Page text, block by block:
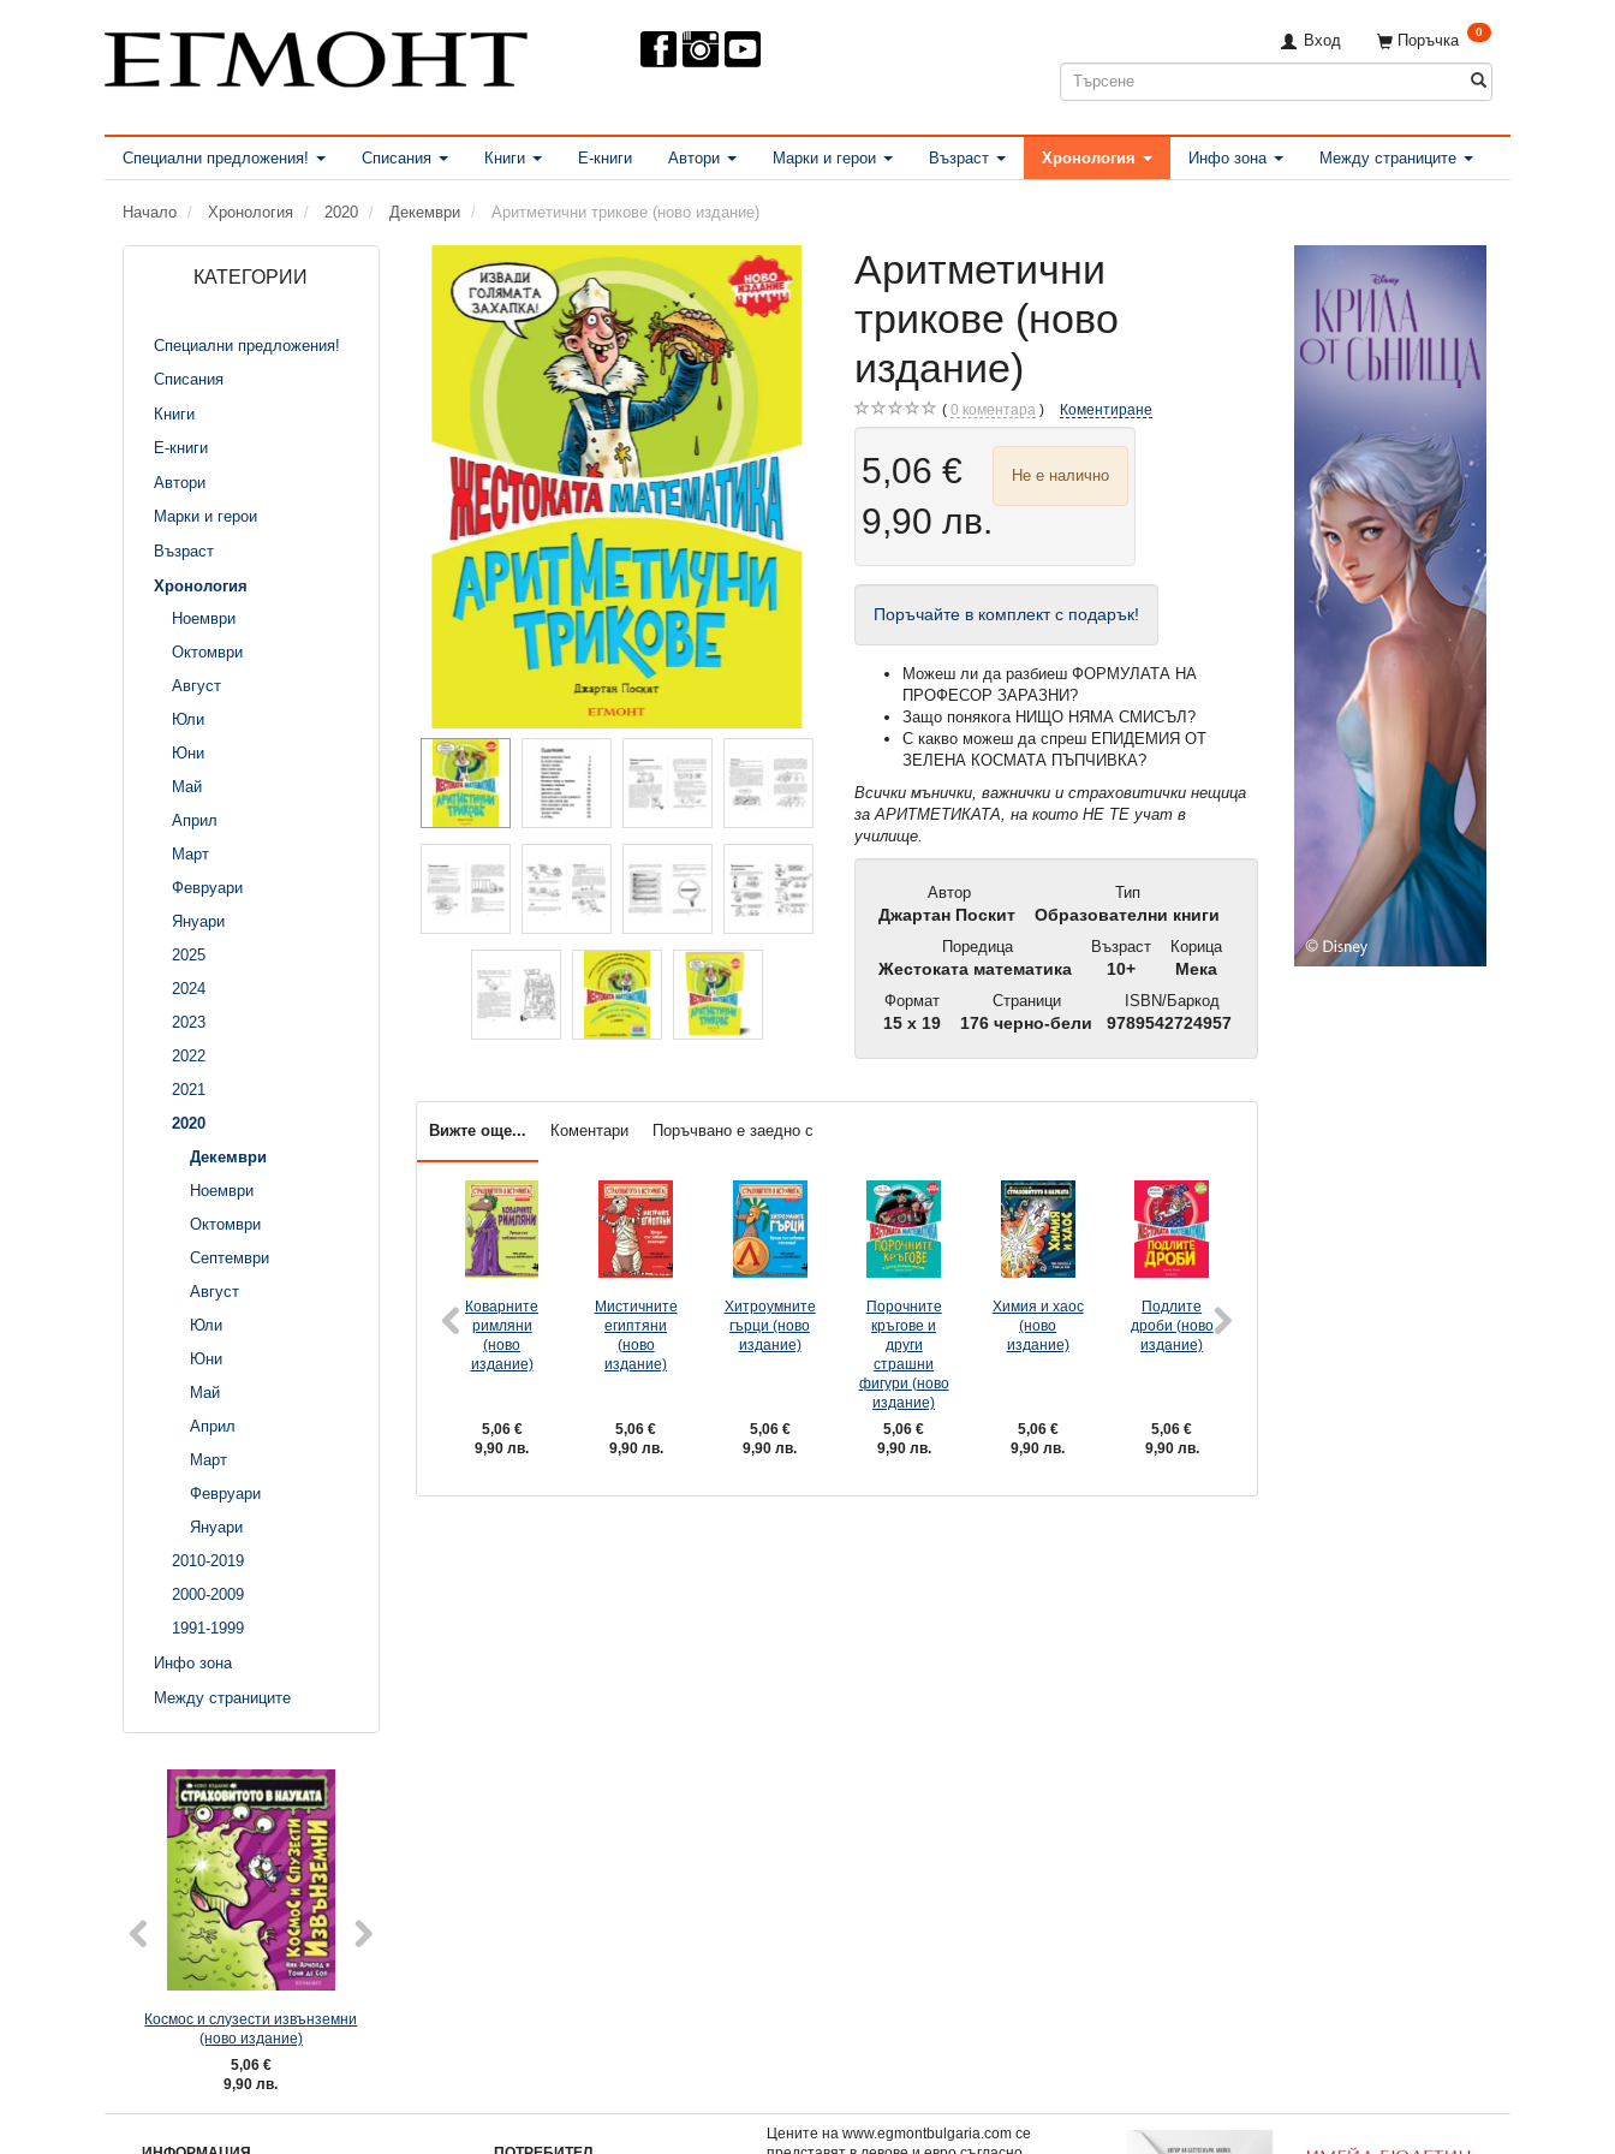
Поръчка 0
Вход
Специални предложения! Списания Книги Е-книги Автори Марки и герои Възраст Хронология Инфо зона Между страниците
Начало Хронология 2020 Декември Аритметични трикове (ново издание)
КАТЕГОРИИ
Специални предложения!
Списания
Книги
Е-книги
Автори
Марки и герои
Възраст
Хронология
Ноември
Октомври
Август
Юли
Юни
Май
Април
Март
Февруари
Януари
2025
2024
2023
2022
2021
2020
Декември
Ноември
Октомври
Септември
Август
Юли
Юни
Май
Април
Март
Февруари
Януари
2010-2019
2000-2009
1991-1999
Инфо зона
Между страниците
Космос и слузести извънземни
(ново издание)
5,06 €
9,90 лв.
Аритметични
трикове (ново
издание)
0 коментара Коментиране
5,06 €
9,90 лв.
Не е налично
Поръчайте в комплект с подарък!
Можеш ли да разбиеш ФОРМУЛАТА НА
ПРОФЕСОР ЗАРАЗНИ?
Защо понякога НИЩО НЯМА СМИСЪЛ?
С какво можеш да спреш ЕПИДЕМИЯ ОТ
ЗЕЛЕНА КОСМАТА ПЪПЧИВКА?
Всички мънички, важнички и страховитички нещица
за АРИТМЕТИКАТА, на които НЕ ТЕ учат в
училище.
Автор
Джартан Поскит
Тип
Образователни книги
Поредица
Жестоката математика
Възраст
10+
Корица
Мека
Формат
15 x 19
Страници
176 черно-бели
ISBN/Баркод
9789542724957
Вижте още... Коментари Поръчвано е заедно с
Коварните
римляни
(ново
издание)
5,06 €
9,90 лв.
Мистичните
египтяни
(ново
издание)
5,06 €
9,90 лв.
Хитроумните
гърци (ново
издание)
5,06 €
9,90 лв.
Порочните
кръгове и
други
страшни
фигури (ново
издание)
5,06 €
9,90 лв.
Химия и хаос
(ново
издание)
5,06 €
9,90 лв.
Подлите
дроби (ново
издание)
5,06 €
9,90 лв.
Цените на www.egmontbulgaria.com се